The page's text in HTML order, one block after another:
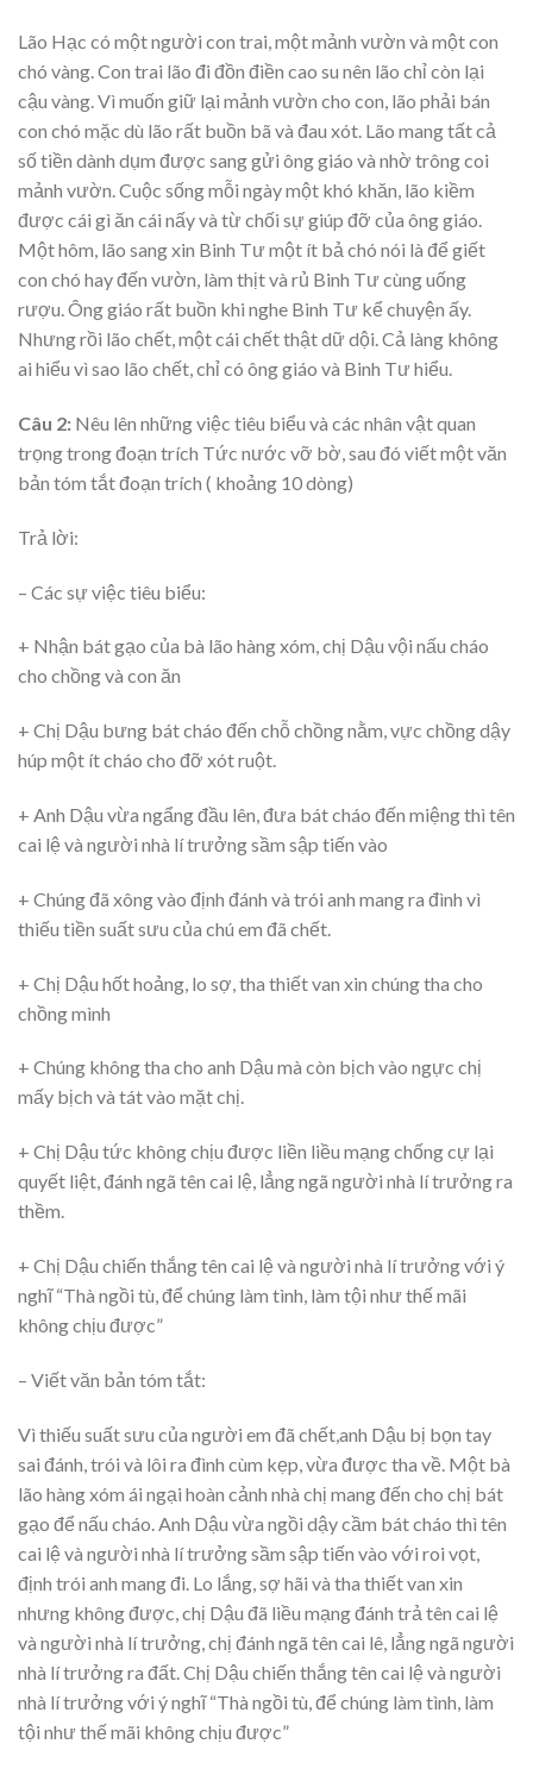
Lão Hạc có một người con trai, một mảnh vườn và một con
chó vàng. Con trai lão đi đồn điền cao su nên lão chỉ còn lại
cậu vàng. Vì muốn giữ lại mảnh vườn cho con, lão phải bán
con chó mặc dù lão rất buồn bã và đau xót. Lão mang tất cả
số tiền dành dụm được sang gửi ông giáo và nhờ trông coi
mảnh vườn. Cuộc sống mỗi ngày một khó khăn, lão kiềm
được cái gì ăn cái nấy và từ chối sự giúp đỡ của ông giáo.
Một hôm, lão sang xin Binh Tư một ít bả chó nói là để giết
con chó hay đến vườn, làm thịt và rủ Binh Tư cùng uống
rượu. Ông giáo rất buồn khi nghe Binh Tư kể chuyện ấy.
Nhưng rồi lão chết, một cái chết thật dữ dội. Cả làng không
ai hiểu vì sao lão chết, chỉ có ông giáo và Binh Tư hiểu.
Câu 2: Nêu lên những việc tiêu biểu và các nhân vật quan
trọng trong đoạn trích Tức nước vỡ bờ, sau đó viết một văn
bản tóm tắt đoạn trích ( khoảng 10 dòng)
Trả lời:
– Các sự việc tiêu biểu:
+ Nhận bát gạo của bà lão hàng xóm, chị Dậu vội nấu cháo
cho chồng và con ăn
+ Chị Dậu bưng bát cháo đến chỗ chồng nằm, vực chồng dậy
húp một ít cháo cho đỡ xót ruột.
+ Anh Dậu vừa ngẩng đầu lên, đưa bát cháo đến miệng thì tên
cai lệ và người nhà lí trưởng sầm sập tiến vào
+ Chúng đã xông vào định đánh và trói anh mang ra đình vì
thiếu tiền suất sưu của chú em đã chết.
+ Chị Dậu hốt hoảng, lo sợ, tha thiết van xin chúng tha cho
chồng mình
+ Chúng không tha cho anh Dậu mà còn bịch vào ngực chị
mấy bịch và tát vào mặt chị.
+ Chị Dậu tức không chịu được liền liều mạng chống cự lại
quyết liệt, đánh ngã tên cai lệ, lẳng ngã người nhà lí trưởng ra
thềm.
+ Chị Dậu chiến thắng tên cai lệ và người nhà lí trưởng với ý
nghĩ “Thà ngồi tù, để chúng làm tình, làm tội như thế mãi
không chịu được”
– Viết văn bản tóm tắt:
Vì thiếu suất sưu của người em đã chết,anh Dậu bị bọn tay
sai đánh, trói và lôi ra đình cùm kẹp, vừa được tha về. Một bà
lão hàng xóm ái ngại hoàn cảnh nhà chị mang đến cho chị bát
gạo để nấu cháo. Anh Dậu vừa ngồi dậy cầm bát cháo thì tên
cai lệ và người nhà lí trưởng sầm sập tiến vào với roi vọt,
định trói anh mang đi. Lo lắng, sợ hãi và tha thiết van xin
nhưng không được, chị Dậu đã liều mạng đánh trả tên cai lệ
và người nhà lí trưởng, chị đánh ngã tên cai lê, lẳng ngã người
nhà lí trưởng ra đất. Chị Dậu chiến thắng tên cai lệ và người
nhà lí trưởng với ý nghĩ “Thà ngồi tù, để chúng làm tình, làm
tội như thế mãi không chịu được”